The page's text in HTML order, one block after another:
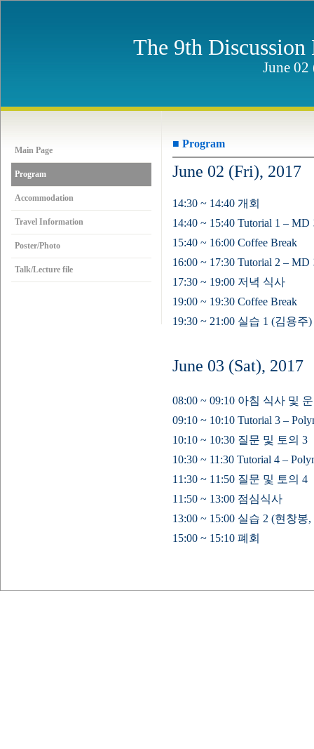
The 9th
June
Main Page
Program
Accommodation
Travel Information
Poster/Photo
Talk/Lecture file
■ Program
June 02 (Fri), 2017
14:30 ~ 14:40 개회
14:40 ~ 15:40 Tutorial 1 –
15:40 ~ 16:00 Coffee Break
16:00 ~ 17:30 Tutorial 2 –
17:30 ~ 19:00 저녁 식사
19:00 ~ 19:30 Coffee Break
19:30 ~ 21:00 실습 1 (김용주)
June 03 (Sat), 2017
08:00 ~ 09:10 아침 식사 및
09:10 ~ 10:10 Tutorial 3 –
10:10 ~ 10:30 질문 및 토의 3
10:30 ~ 11:30 Tutorial 4 –
11:30 ~ 11:50 질문 및 토의 4
11:50 ~ 13:00 점심식사
13:00 ~ 15:00 실습 2 (현창봉
15:00 ~ 15:10 폐회